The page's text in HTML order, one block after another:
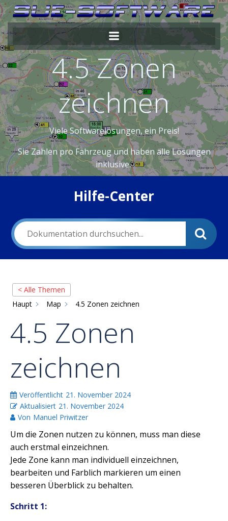
Zum
Inhalt
springen
4.5 Zonen
zeichnen
Viele Softwarelösungen, ein Preis!
Sie Zahlen pro Fahrzeug und haben alle Lösungen
inklusive.
Hilfe-Center
< Alle Themen
Haupt
Map 4.5 Zonen zeichnen
4.5 Zonen
zeichnen
Veröffentlicht 21. November 2024
Aktualisiert 21. November 2024
Von Manuel Priwitzer
Um die Zonen nutzen zu können, muss man diese
auch erstmal einzeichnen.
Jede Zone kann man individuell einzeichnen,
bearbeiten und Farblich markieren um einen
besseren Überblick zu behalten.
Schritt 1: